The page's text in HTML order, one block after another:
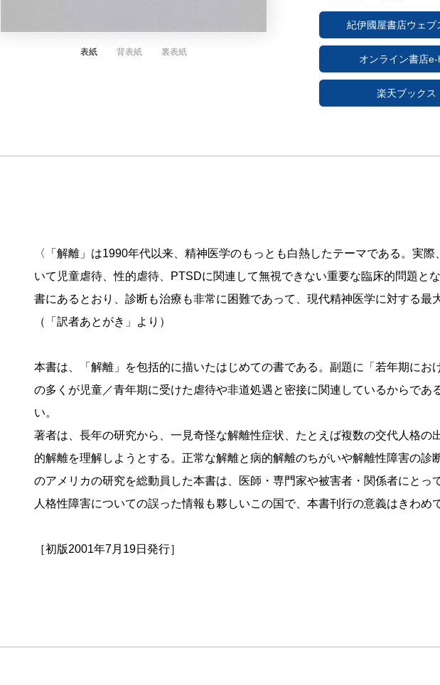
表紙 背表紙 裏表紙
紀伊國屋書店ウェブ
オンライン書店e-
楽天ブックス
〈「解離」は1990年代以来、精神医学のもっとも白熱したテーマである。実
いて児童虐待、性的虐待、PTSDに関連して無視できない重要な臨床的問題
書にあるとおり、診断も治療も非常に困難であって、現代精神医学に対する最
（「訳者あとがき」より）
本書は、「解離」を包括的に描いたはじめての書である。副題に「若年期に
の多くが児童／青年期に受けた虐待や非道処遇と密接に関連しているからで
い。
著者は、長年の研究から、一見奇怪な解離性症状、たとえば複数の交代人格
的解離を理解しようとする。正常な解離と病的解離のちがいや解離性障害の
のアメリカの研究を総動員した本書は、医師・専門家や被害者・関係者にと
人格性障害についての誤った情報も夥しいこの国で、本書刊行の意義はきわめ
［初版2001年7月19日発行］